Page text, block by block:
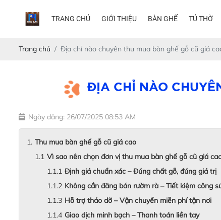
TRANG CHỦ GIỚI THIỆU BÀN GHẾ TỦ THỜ
Trang chủ Địa chỉ nào chuyên thu mua bàn ghế gỗ cũ giá
ĐỊA CHỈ NÀO
Ngày đăng: 26/07/2025 08:53 AM
Thu mua bàn ghế gỗ cũ giá cao
Vì sao nên chọn đơn vị thu mua bàn ghế gỗ cũ giá
Định giá chuẩn xác – Đúng chất gỗ, đúng giá trị
Không cần đăng bán rườm rà – Tiết kiệm công
Hỗ trợ tháo dỡ – Vận chuyển miễn phí tận nơi
Giao dịch minh bạch – Thanh toán liền tay